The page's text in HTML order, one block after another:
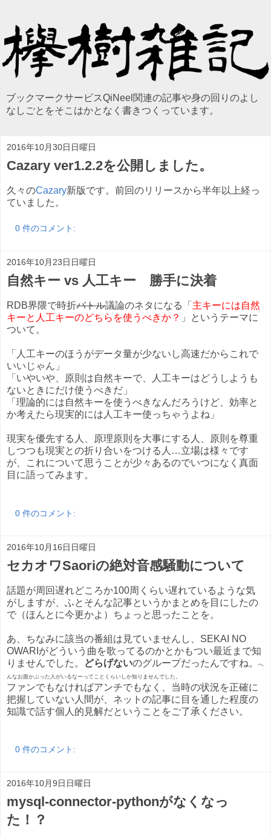
ブックマークサービスQiNeel関連の記事や身の回りのよし
なしごとをそこはかとなく書きつくっています。
2016年10月30日日曜日
Cazary ver1.2.2を公開しました。
久々のCazary新版です。前回のリリースから半年以上経っ
ていました。
0 件のコメント:
2016年10月23日日曜日
自然キー vs 人工キー 勝手に決着
RDB界隈で時折バトル議論のネタになる「 主キーには自然
キーと人工キーのどちらを使うべきか？ 」というテーマに
ついて。
「人工キーのほうがデータ量が少ないし高速だからこれで
いいじゃん」
「いやいや、原則は自然キーで、人工キーはどうしようも
ないときにだけ使うべきだ」
「理論的には自然キーを使うべきなんだろうけど、効率と
か考えたら現実的には人工キー使っちゃうよね」
現実を優先する人、原理原則を大事にする人、原則を尊重
しつつも現実との折り合いをつける人…立場は様々です
が、これについて思うことが少々あるのでいつになく真面
目に語ってみます。
0 件のコメント:
2016年10月16日日曜日
セカオワSaoriの絶対音感騒動について
話題が周回遅れどころか100周くらい遅れているような気
がしますが、ふとそんな記事というかまとめを目にしたの
で（ほんとに今更かよ）ちょっと思ったことを。
あ、ちなみに該当の番組は見ていませんし、SEKAI NO
OWARIがどういう曲を歌ってるのかとかもつい最近まで知
りませんでした。
どらげないのグループだったんですね。
へ
んなお面かぶった人がいるなーってことくらいしか知りませんでした。
ファンでもなければアンチでもなく、当時の状況を正確に
把握していない人間が、ネットの記事に目を通した程度の
知識で話す個人的見解だということをご了承ください。
0 件のコメント:
2016年10月9日日曜日
mysql-connector-pythonがなくなっ
た！？